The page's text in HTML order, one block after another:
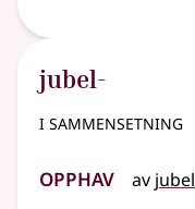
jubel-
i sammensetning
Opphav av jubel